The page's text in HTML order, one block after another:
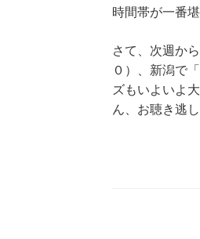
時間帯が一番
さて、次週か
０）、新潟で
ズもいよいよ
ん、お聴き逃し